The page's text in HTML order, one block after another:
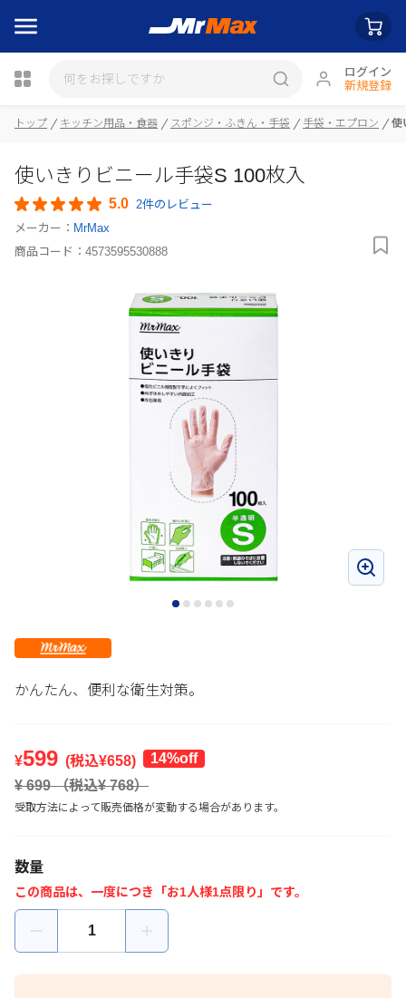
ログイン
新規登録
瓶詰
トップ キッチン用品・食器 スポンジ・ふきん・手袋 手袋・エプロン 使
使いきりビニール手袋S 100枚入
5.0 2件のレビュー
メーカー： MrMax
商品コード： 4573595530888
かんたん、便利な衛生対策。
¥599 (税込¥658)
14%off
¥ 699（税込¥768）
受取方法によって販売価格が変動する場合があります。
数量
この商品は、一度につき「お1人様1点限り」です。